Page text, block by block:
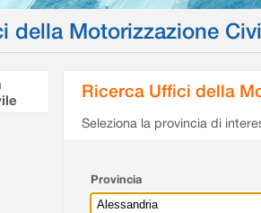
della Motorizzazione
Ricerca Uffici della
Seleziona la provincia di
Provincia